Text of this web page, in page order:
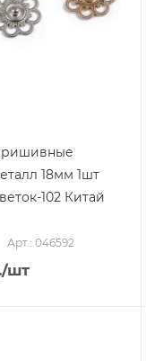
18мм 1шт
102 Китай
Арт.: 046592
/шт